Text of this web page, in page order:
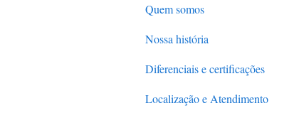
Planos e Funcionalidades
Benefícios para seu negócio
Quem somos
Nossa história
Diferenciais e certificações
Localização e Atendimento